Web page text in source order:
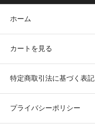
ホーム
カートを見る
特定商取引法に基づく表記
プライバシーポリシー